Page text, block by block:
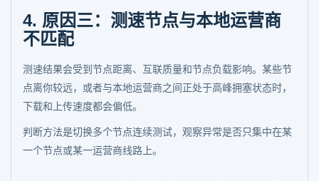
4. 原因三：测速节点与本地运营商
不匹配
测速结果会受到节点距离、互联质量和节点负载影响。某些节
点离你较远，或者与本地运营商之间正处于高峰拥塞状态时，
下载和上传速度都会偏低。
判断方法是切换多个节点连续测试，观察异常是否只集中在某
一个节点或某一运营商线路上。